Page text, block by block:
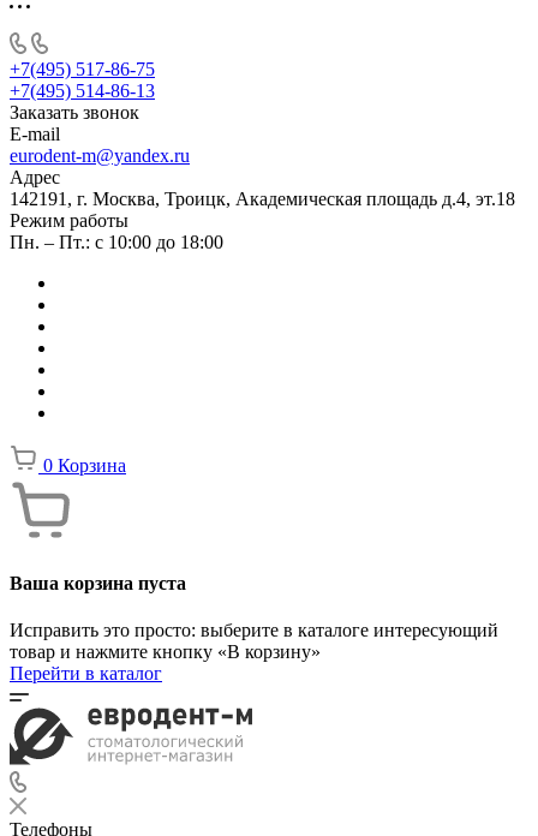
+7(495) 517-86-75
+7(495) 514-86-13
Заказать звонок
E-mail
eurodent-m@yandex.ru
Адрес
142191, г. Москва, Троицк, Академическая площадь д.4, эт.18
Режим работы
Пн. – Пт.: с 10:00 до 18:00
0 Корзина
Ваша корзина пуста
Исправить это просто: выберите в каталоге интересующий
товар и нажмите кнопку «В корзину»
Перейти в каталог
Телефоны